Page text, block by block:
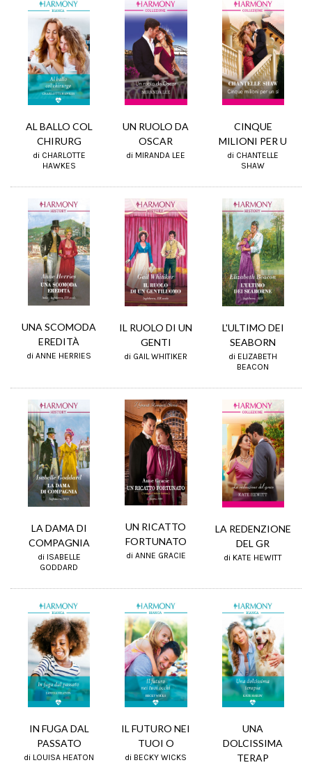
AL BALLO COL
CHIRURG
di CHARLOTTE
HAWKES
UN RUOLO DA
OSCAR
di MIRANDA LEE
CINQUE
MILIONI PER U
di CHANTELLE
SHAW
UNA SCOMODA
EREDITÀ
di ANNE HERRIES
IL RUOLO DI UN
GENTI
di GAIL WHITIKER
L'ULTIMO DEI
SEABORN
di ELIZABETH
BEACON
LA DAMA DI
COMPAGNIA
di ISABELLE
GODDARD
UN RICATTO
FORTUNATO
di ANNE GRACIE
LA REDENZIONE
DEL GR
di KATE HEWITT
IN FUGA DAL
PASSATO
di LOUISA HEATON
IL FUTURO NEI
TUOI O
di BECKY WICKS
UNA
DOLCISSIMA
TERAP